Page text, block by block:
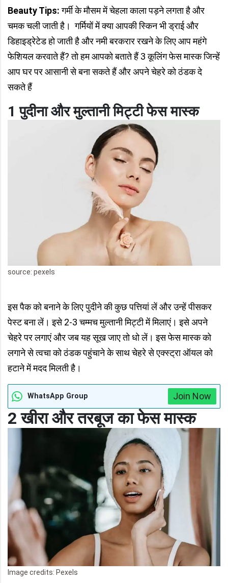
Beauty Tips:गर्मी के मौसम में चेहला काला पड़ने लगता है और
चमक चली जाती है। गर्मियों में क्या आपकी स्किन भी ड्राई और
डिहाइड्रेटेड हो जाती है और नमी बरकरार रखने के लिए आप महंगे
फेशियल करवाते हैं? तो हम आपको बताते हैं 3 कूलिंग फेस मास्क जिन्हें
आप घर पर आसानी से बना सकते हैं और अपने चेहरे को ठंडक दे
सकते हैं
1 पुदीना और मुल्तानी मिट्टी फेस मास्क
source: pexels
इस पैक को बनाने के लिए पुदीने की कुछ पत्तियां लें और उन्हें पीसकर
पेस्ट बना लें। इसे 2-3 चम्मच मुल्तानी मिट्टी में मिलाएं। इसे अपने
चेहरे पर लगाएं और जब यह सूख जाए तो धो लें। इस फेस मास्‍क को
लगाने से त्वचा को ठंडक पहुंचाने के साथ चेहरे से एक्स्ट्रा ऑयल को
हटाने में मदद मिलती है।
WhatsApp Group Join Now
2 खीरा और तरबूज का फेस मास्क
Image credits: Pexels